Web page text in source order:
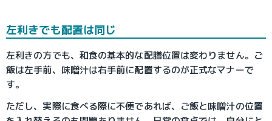
左利きでも配置は同じ
左利きの方でも、和食の基本的な配膳位置は変わりません。ご
飯は左手前、味噌汁は右手前に配置するのが正式なマナーで
す。
ただし、実際に食べる際に不便であれば、ご飯と味噌汁の位置